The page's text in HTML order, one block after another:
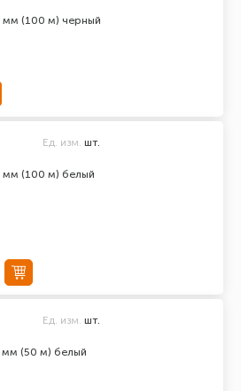
(100 м) черный
мм (100 м) белый
Ед. изм. шт.
(50 м) белый
Ед. изм. шт.